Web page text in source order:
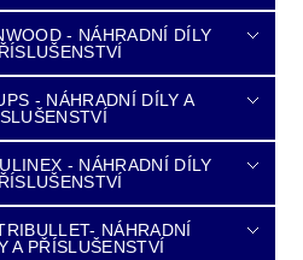
- NÁHRADNÍ DÍLY
- NÁHRADNÍ DÍLY A
- NÁHRADNÍ DÍLY
NÁHRADNÍ
A PŘÍSLUŠENSTVÍ